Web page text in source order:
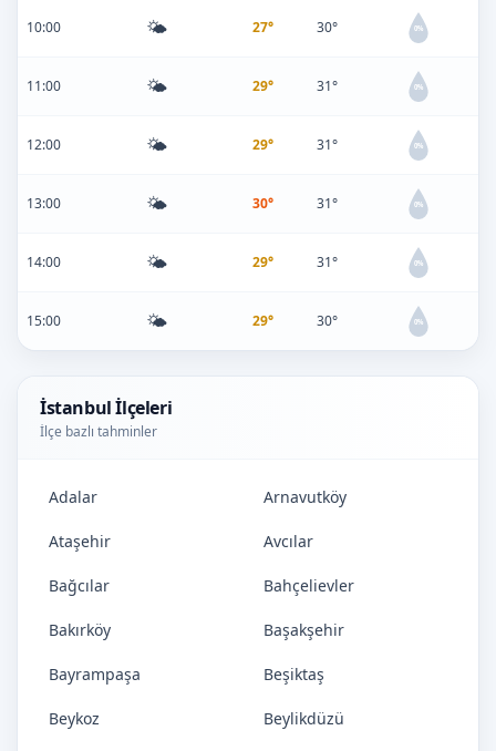
10:00 🌤️ 27° 30° 0%
11:00 🌤️ 29° 31° 0%
12:00 🌤️ 29° 31° 0%
13:00 🌤️ 30° 31° 0%
14:00 🌤️ 29° 31° 0%
15:00 🌤️ 29° 30° 0%
İstanbul İlçeleri
İlçe bazlı tahminler
Adalar Arnavutköy
Ataşehir Avcılar
Bağcılar Bahçelievler
Bakırköy Başakşehir
Bayrampaşa Beşiktaş
Beykoz Beylikdüzü